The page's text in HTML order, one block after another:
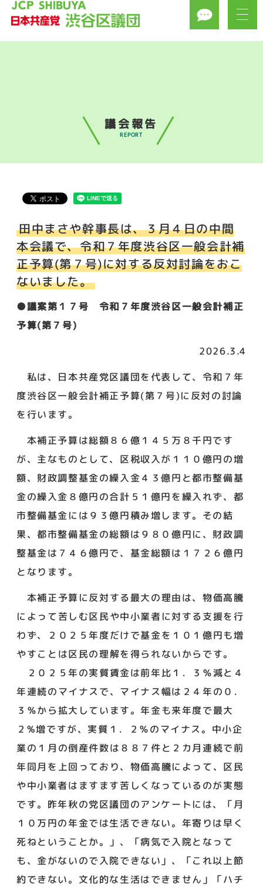
議会報告
REPORT
田中まさや幹事長は、３月４日の中間
本会議で、令和７年度渋谷区一般会計補
正予算(第７号)に対する反対討論をおこ
ないました。
●議案第１７号 令和７年度渋谷区一般会計補正
予算(第７号)
2026.3.4
私は、日本共産党区議団を代表して、令和７年
度渋谷区一般会計補正予算(第７号)に反対の討論
を行います。
本補正予算は総額８６億１４５万８千円です
が、主なものとして、区税収入が１１０億円の増
額、財政調整基金の繰入金４３億円と都市整備基
金の繰入金８億円の合計５１億円を繰入れず、都
市整備基金には９３億円積み増します。その結
果、都市整備基金の総額は９８０億円に、財政調
整基金は７４６億円で、基金総額は１７２６億円
となります。
本補正予算に反対する最大の理由は、物価高騰
によって苦しむ区民や中小業者に対する支援を行
わず、２０２５年度だけで基金を１０１億円も増
やすことは区民の理解を得られないからです。
２０２５年の実質賃金は前年比１．３％減と４
年連続のマイナスで、マイナス幅は２４年の０．
３％から拡大しています。年金も来年度で最大
２%増ですが、実質１．２％のマイナス。中小企
業の１月の倒産件数は８８７件と２カ月連続で前
年同月を上回っており、物価高騰によって、区民
や中小業者はますます苦しくなっているのが実態
です。昨年秋の党区議団のアンケートには、「月
１０万円の年金では生活できない。年寄りは早く
死ねということか。」、「病気で入院となって
も、金がないので入院できない」、「これ以上節
約できない。文化的な生活はできません」「ハチ